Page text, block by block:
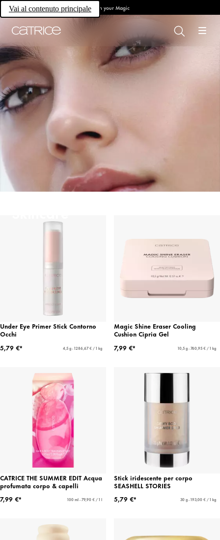
Vai al contenuto principaleOwn your Magic
Under Eye Primer Stick Contorno
Occhi
5,79 €*
4,5 g - 1286,67 € / 1 kg
Magic Shine Eraser Cooling
Cushion Cipria Gel
7,99 €*
10,5 g - 760,95 € / 1 kg
CATRICE THE SUMMER EDIT Acqua
profumata corpo & capelli
7,99 €*
100 ml - 79,90 € / 1 l
Stick iridescente per corpo
SEASHELL STORIES
5,79 €*
30 g - 193,00 € / 1 kg